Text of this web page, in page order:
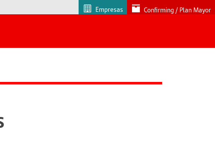
Empresas Confirming / Plan Mayor